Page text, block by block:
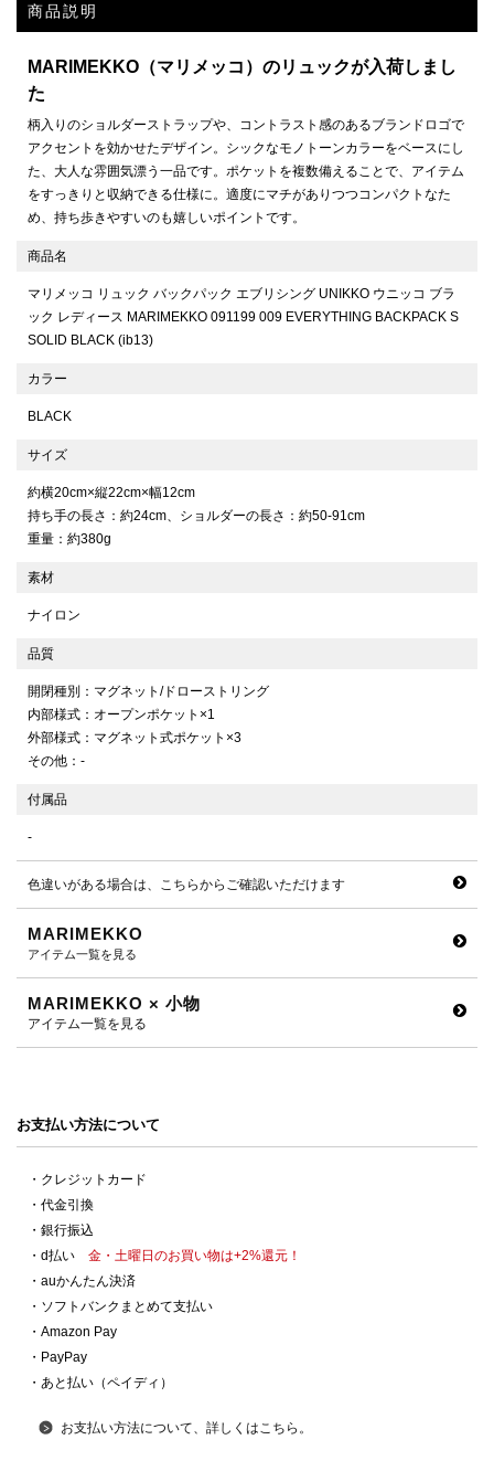
商品説明
MARIMEKKO（マリメッコ）のリュックが入荷しまし
た
柄入りのショルダーストラップや、コントラスト感のあるブランドロゴで
アクセントを効かせたデザイン。シックなモノトーンカラーをベースにし
た、大人な雰囲気漂う一品です。ポケットを複数備えることで、アイテム
をすっきりと収納できる仕様に。適度にマチがありつつコンパクトなた
め、持ち歩きやすいのも嬉しいポイントです。
商品名
マリメッコ リュック バックパック エブリシング UNIKKO ウニッコ ブラ
ック レディース MARIMEKKO 091199 009 EVERYTHING BACKPACK S
SOLID BLACK (ib13)
カラー
BLACK
サイズ
約横20cm×縦22cm×幅12cm
持ち手の長さ：約24cm、ショルダーの長さ：約50-91cm
重量：約380g
素材
ナイロン
品質
開閉種別：マグネット/ドローストリング
内部様式：オープンポケット×1
外部様式：マグネット式ポケット×3
その他：-
付属品
-
色違いがある場合は、こちらからご確認いただけます
MARIMEKKO
アイテム一覧を見る
MARIMEKKO × 小物
アイテム一覧を見る
お支払い方法について
・クレジットカード
・代金引換
・銀行振込
・d払い 金・土曜日のお買い物は+2%還元！
・auかんたん決済
・ソフトバンクまとめて支払い
・Amazon Pay
・PayPay
・あと払い（ペイディ）
お支払い方法について、詳しくはこちら。